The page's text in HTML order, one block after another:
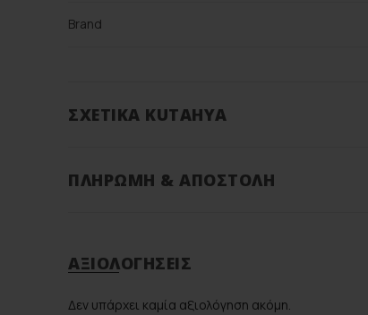
Brand
Υλικό
ΣΧΕΤΙΚΆ KUTAHYA
ΠΛΗΡΩΜΉ & ΑΠΟΣΤΟΛΉ
ΑΞΙΟΛΟΓΉΣΕΙΣ
Δεν υπάρχει καμία αξιολόγηση ακόμη.